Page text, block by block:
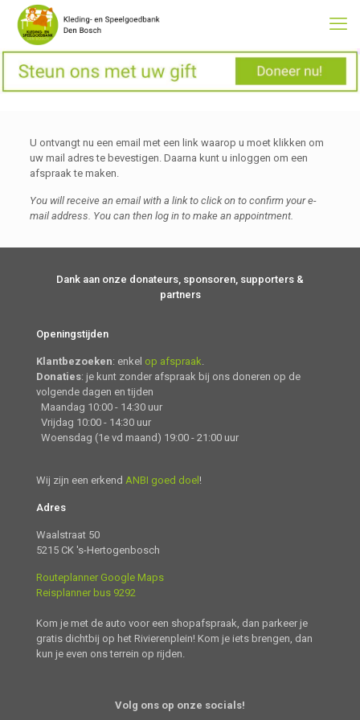
U ontvangt nu een email met een link waarop u moet klikken om
uw mail adres te bevestigen. Daarna kunt u inloggen om een
afspraak te maken.
You will receive an email with a link to click on to confirm your e-
mail address. You can then log in to make an appointment.
Dank aan onze donateurs, sponsoren, supporters &
partners
Openingstijden
Klantbezoeken: enkel op afspraak.
Donaties: je kunt zonder afspraak bij ons doneren op de
volgende dagen en tijden
Maandag 10:00 - 14:30 uur
Vrijdag 10:00 - 14:30 uur
Woensdag (1e vd maand) 19:00 - 21:00 uur
Wij zijn een erkend ANBI goed doel !
Adres
Waalstraat 50
5215 CK 's-Hertogenbosch
Routeplanner Google Maps
Reisplanner bus 9292
Kom je met de auto voor een shopafspraak, dan parkeer je
gratis dichtbij op het Rivierenplein! Kom je iets brengen, dan
kun je even ons terrein op rijden.
Volg ons op onze social s!